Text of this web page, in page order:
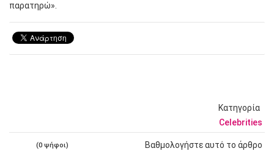
Κατηγορία
Celebrities
Βαθμολογήστε αυτό το άρθρο
(0 ψήφοι)
παρατηρώ».